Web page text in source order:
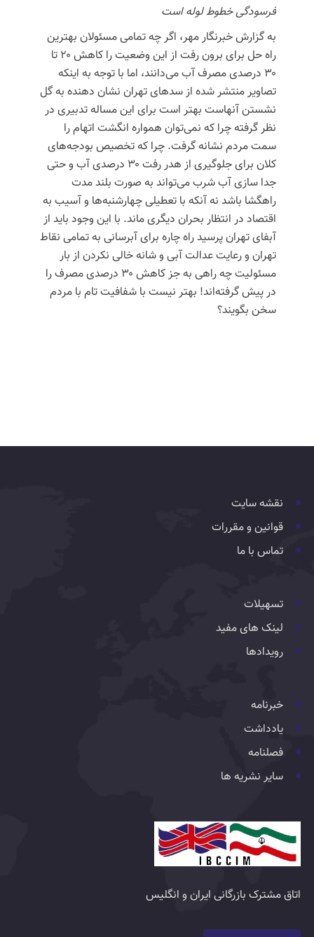
فرسودگی خطوط لوله است
به گزارش خبرنگار مهر، اگر چه تمامی مسئولان بهترین
راه حل برای برون رفت از این وضعیت را کاهش ۲۰ تا
۳۰ درصدی مصرف آب می‌دانند، اما با توجه به اینکه
تصاویر منتشر شده از سدهای تهران نشان دهنده به گل
نشستن آنهاست بهتر است برای این مساله تدبیری در
نظر گرفته چرا که نمی‌توان همواره انگشت اتهام را
سمت مردم نشانه گرفت. چرا که تخصیص بودجه‌های
کلان برای جلوگیری از هدر رفت ۳۰ درصدی آب و حتی
جدا سازی آب شرب می‌تواند به صورت بلند مدت
راهگشا باشد نه آنکه با تعطیلی چهارشنبه‌ها و آسیب به
اقتصاد در انتظار بحران دیگری ماند. با این وجود باید از
آبفای تهران پرسید راه چاره برای آبرسانی به تمامی نقاط
تهران و رعایت عدالت آبی و شانه خالی نکردن از بار
مسئولیت چه راهی به جز کاهش ۳۰ درصدی مصرف را
در پیش گرفته‌اند! بهتر نیست با شفافیت تام با مردم
سخن بگویند؟
نقشه سایت
قوانین و مقررات
تماس با ما
تسهیلات
لینک های مفید
رویدادها
خبرنامه
یادداشت
فصلنامه
سایر نشریه ها
اتاق مشترک بازرگانی ایران و انگلیس